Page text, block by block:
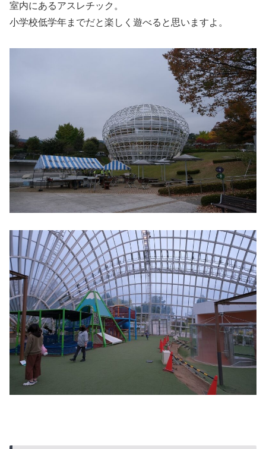
室内にあるアスレチック。
小学校低学年までだと楽しく遊べると思いますよ。